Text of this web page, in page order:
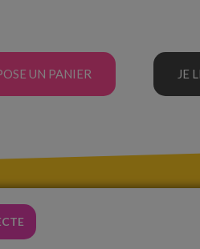
UN PANIER JE